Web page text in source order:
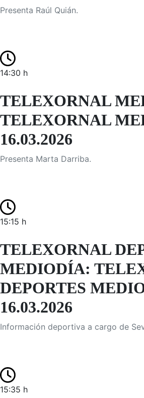
Presenta Raúl Quián.
14:30 h
TELEXORNAL
TELEXORNAL
16.03.2026
Presenta Marta Darriba.
15:15 h
TELEXORNAL
MEDIODÍA:
DEPORTES
16.03.2026
Información deportiva a cargo de
15:35 h